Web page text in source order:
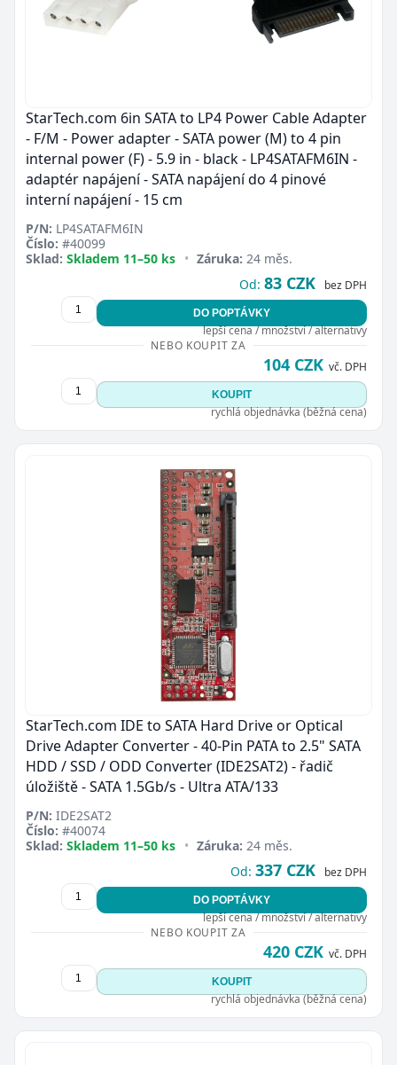
StarTech.com 6in SATA to LP4 Power Cable Adapter
- F/M - Power adapter - SATA power (M) to 4 pin
internal power (F) - 5.9 in - black - LP4SATAFM6IN -
adaptér napájení - SATA napájení do 4 pinové
interní napájení - 15 cm
P/N: LP4SATAFM6IN
Číslo: #40099
Sklad: Skladem 11–50 ks • Záruka: 24 měs.
Od: 83 CZK bez DPH
DO POPTÁVKY
lepší cena / množství / alternativy
NEBO KOUPIT ZA
104 CZK vč. DPH
KOUPIT
rychlá objednávka (běžná cena)
StarTech.com IDE to SATA Hard Drive or Optical
Drive Adapter Converter - 40-Pin PATA to 2.5" SATA
HDD / SSD / ODD Converter (IDE2SAT2) - řadič
úložiště - SATA 1.5Gb/s - Ultra ATA/133
P/N: IDE2SAT2
Číslo: #40074
Sklad: Skladem 11–50 ks • Záruka: 24 měs.
Od: 337 CZK bez DPH
DO POPTÁVKY
lepší cena / množství / alternativy
NEBO KOUPIT ZA
420 CZK vč. DPH
KOUPIT
rychlá objednávka (běžná cena)